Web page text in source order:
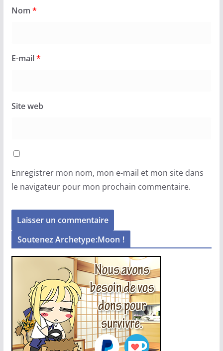
Nom *
E-mail*
Site web
Enregistrer mon nom, mon e-mail et mon site dans
le navigateur pour mon prochain commentaire.
Soutenez Archetype:Moon !